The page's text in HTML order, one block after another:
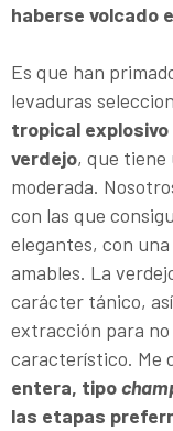
haberse volcado
Es que han
levaduras
tropical explosivo
verdejo, que tiene
moderada.
con las que
elegantes, con
amables. La
carácter tánico,
extracción para
característico. Me
entera, tipo
las etapas